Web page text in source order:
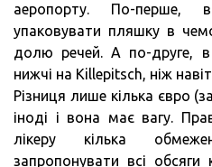
аеропорту. По-перше,
упаковувати пляшку в
долю речей. А по-друге, в
нижчі на Killepitsch, ніж
Різниця лише кілька євро
іноді і вона має вагу.
лікеру кілька
запропонувати всі